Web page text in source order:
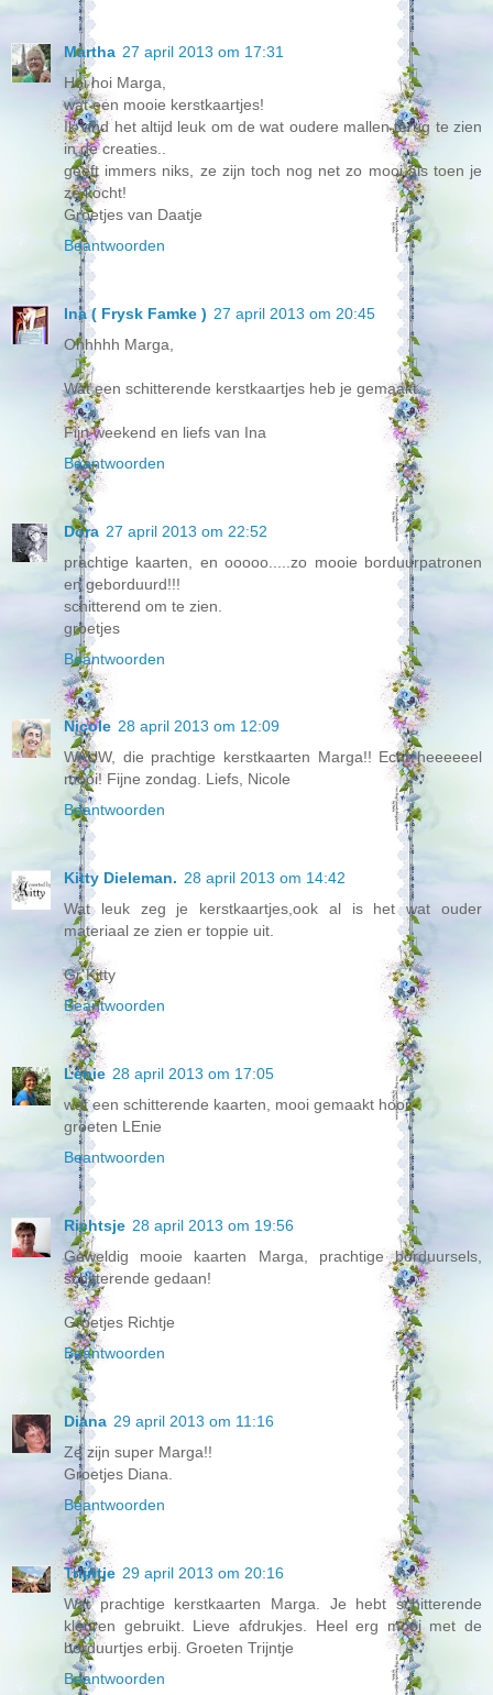
Martha 27 april 2013 om 17:31
Hoi hoi Marga,
wat een mooie kerstkaartjes!
Ik vind het altijd leuk om de wat oudere mallen terug te zien
in de creaties..
geeft immers niks, ze zijn toch nog net zo mooi als toen je
ze kocht!
Groetjes van Daatje
Beantwoorden
Ina ( Frysk Famke ) 27 april 2013 om 20:45
Ohhhhh Marga,
Wat een schitterende kerstkaartjes heb je gemaakt.
Fijn weekend en liefs van Ina
Beantwoorden
Dora 27 april 2013 om 22:52
prachtige kaarten, en ooooo.....zo mooie borduurpatronen
en geborduurd!!!
schitterend om te zien.
groetjes
Beantwoorden
Nicole 28 april 2013 om 12:09
WAUW, die prachtige kerstkaarten Marga!! Echt heeeeeel
mooi! Fijne zondag. Liefs, Nicole
Beantwoorden
Kitty Dieleman. 28 april 2013 om 14:42
Wat leuk zeg je kerstkaartjes,ook al is het wat ouder
materiaal ze zien er toppie uit.
Gr Kitty
Beantwoorden
Lenie 28 april 2013 om 17:05
wat een schitterende kaarten, mooi gemaakt hoor.
groeten LEnie
Beantwoorden
Richtsje 28 april 2013 om 19:56
Geweldig mooie kaarten Marga, prachtige borduursels,
schitterende gedaan!
Groetjes Richtje
Beantwoorden
Diana 29 april 2013 om 11:16
Ze zijn super Marga!!
Groetjes Diana.
Beantwoorden
Trijntje 29 april 2013 om 20:16
Wat prachtige kerstkaarten Marga. Je hebt schitterende
kleuren gebruikt. Lieve afdrukjes. Heel erg mooi met de
borduurtjes erbij. Groeten Trijntje
Beantwoorden